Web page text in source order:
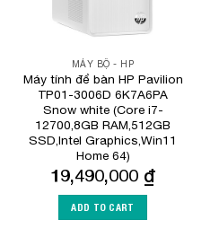
MÁY BỘ - HP
Máy tính để bàn HP Pavilion
TP01-3006D 6K7A6PA
Snow white (Core i7-
12700,8GB RAM,512GB
SSD,Intel Graphics,Win11
Home 64)
19,490,000 ₫
ADD TO CART